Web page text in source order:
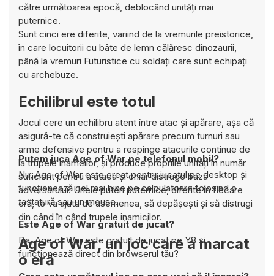
către următoarea epocă, deblocând unități mai
puternice.
Sunt cinci ere diferite, variind de la vremurile preistorice,
în care locuitorii cu bâte de lemn călăresc dinozaurii,
până la vremuri Futuristice cu soldați care sunt echipați
cu archebuze.
Echilibrul este totul
Jocul cere un echilibru atent între atac și apărare, așa că
asigură-te că construiești apărare precum turnuri sau
arme defensive pentru a respinge atacurile continue de
la trupele inamcilor, și produce propriile unități în număr
suficient pentru a ataca și chiar distruge baza
adversarului. Unele puteri puternice, diferite în fiecare
eră, te va ajuta de asemenea, să depășești și să distrugi
din când în când trupele inamicilor.
Age of War, un joc care a marcat
o eră
Putem juca Age of War pe telefonul mobil?
Nu, Age of War este creat pentru jucatul pe desktop și
funcționează cel mai bine pe calculatoare folosind o
tastatură sau un mouse.
Este Age of War gratuit de jucat?
Da, Age of War este gratuit de jucat pe Y8 și
funcționează direct din browserul tău?